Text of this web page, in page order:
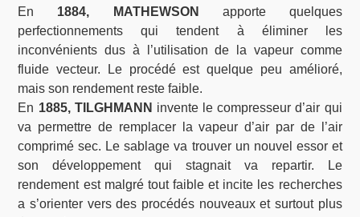
En 1884, MATHEWSON
apporte quelques
perfectionnements qui tendent à éliminer les
inconvénients dus à l’utilisation de la vapeur comme
fluide vecteur. Le procédé est quelque peu amélioré,
mais son rendement reste faible.
En 1885, TILGHMANN invente le compresseur d’air qui
va permettre de remplacer la vapeur d’air par de l’air
comprimé sec. Le sablage va trouver un nouvel essor et
son développement qui stagnait va repartir. Le
rendement est malgré tout faible et incite les recherches
a s’orienter vers des procédés nouveaux et surtout plus